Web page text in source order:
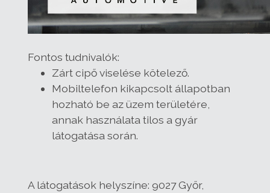
Fontos tudnivalók:
Zárt cipő viselése kötelező.
Mobiltelefon kikapcsolt állapotban
hozható be az üzem területére,
annak használata tilos a gyár
látogatása során.
A látogatások helyszíne: 9027 Győr,